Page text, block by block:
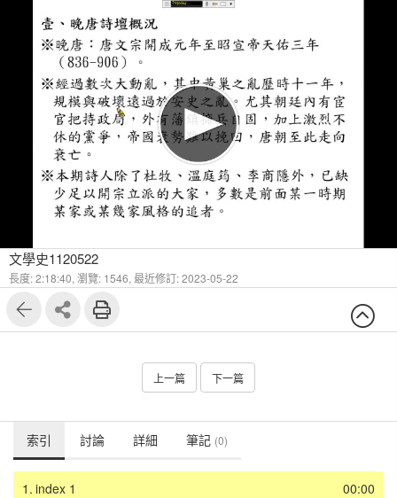
文學史1120522
長度: 2:18:40, 瀏覽: 1546, 最近修訂: 2023-05-22
上一篇 下一篇
索引 討論 詳細 筆記 (0)
00:00
1. index 1